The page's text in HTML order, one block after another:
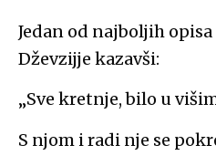
Jedan od najboljih
Dževzijje kazavši:
„Sve kretnje, bilo u
S njom i radi nje se